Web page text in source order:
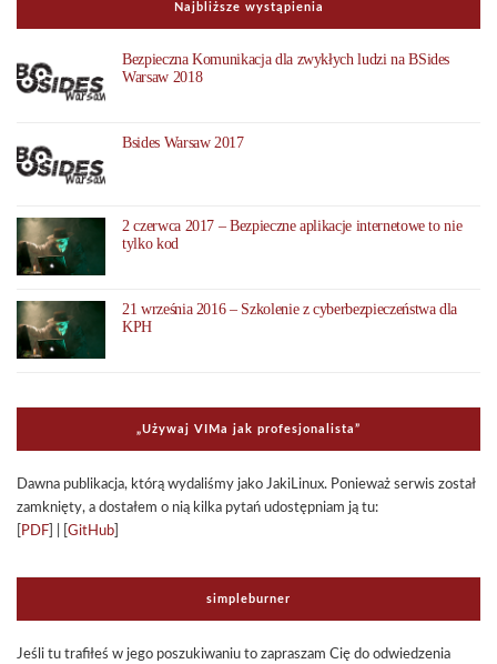
Najbliższe wystąpienia
Bezpieczna Komunikacja dla zwykłych ludzi na BSides
Warsaw 2018
Bsides Warsaw 2017
2 czerwca 2017 – Bezpieczne aplikacje internetowe to nie
tylko kod
21 września 2016 – Szkolenie z cyberbezpieczeństwa dla
KPH
„Uży­waj VIMa jak pro­fe­sjo­na­li­sta”
Dawna publi­ka­cja, którą wyda­li­śmy jako Jaki­Li­nux. Ponie­waż ser­wis został
zamknięty, a dosta­łem o nią kilka pytań udo­stęp­niam ją tu:
PDF GitHub
sim­ple­bur­ner
Jeśli tu tra­fi­łeś w jego poszu­ki­wa­niu to zapra­szam Cię do odwie­dze­nia